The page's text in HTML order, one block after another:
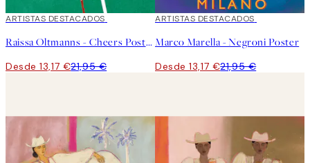
40%*
ARTISTAS DESTACADOS
Raissa Oltmanns - Cheers Poster
Desde 13,17 €21,95 €
40%*
ARTISTAS DESTACADOS
Marco Marella - Negroni Poster
Desde 13,17 €21,95 €